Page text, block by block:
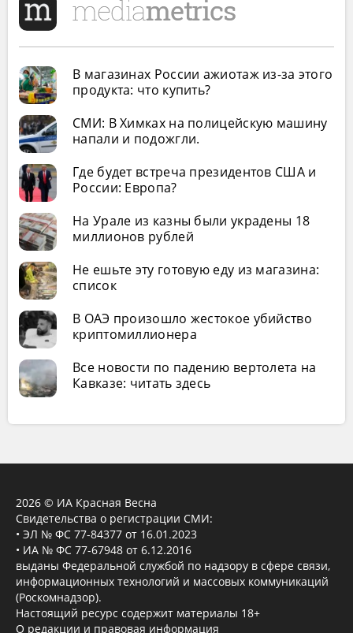
В магазинах России ажиотаж из-за этого
продукта: что купить?
СМИ: В Химках на полицейскую машину
напали и подожгли.
Где будет встреча президентов США и
России: Европа?
На Урале из казны были украдены 18
миллионов рублей
Не ешьте эту готовую еду из магазина:
список
В ОАЭ произошло жестокое убийство
криптомиллионера
Все новости по падению вертолета на
Кавказе: читать здесь
2026 © ИА Красная Весна
Свидетельства о регистрации СМИ:
• ЭЛ № ФС 77-84377 от 16.01.2023
• ИА № ФС 77-67948 от 6.12.2016
выданы Федеральной службой по надзору в сфере связи,
информационных технологий и массовых коммуникаций
(Роскомнадзор).
Настоящий ресурс содержит материалы 18+
О редакции и правовая информация